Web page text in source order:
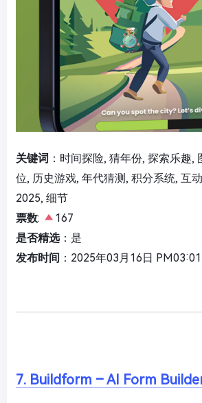
关键词 ：时间探险, 猜年份, 探索乐趣,
位, 历史游戏, 年代猜测, 积分系统, 互
2025, 细节
票数:
167
是否精选：是
发布时间 ：2025年03月16日
7. Buildform – AI Form